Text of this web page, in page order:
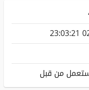
من قبل